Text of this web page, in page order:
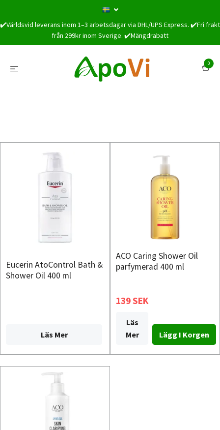
✔️Världsvid leverans inom 1–3 arbetsdagar via DHL/UPS Express. ✔️Fri frakt
från 299kr inom Sverige. ✔️Mängdrabatt
0
Eucerin AtoControl Bath &
Shower Oil 400 ml
Läs Mer
ACO Caring Shower Oil
parfymerad 400 ml
139 SEK
Läs
Mer